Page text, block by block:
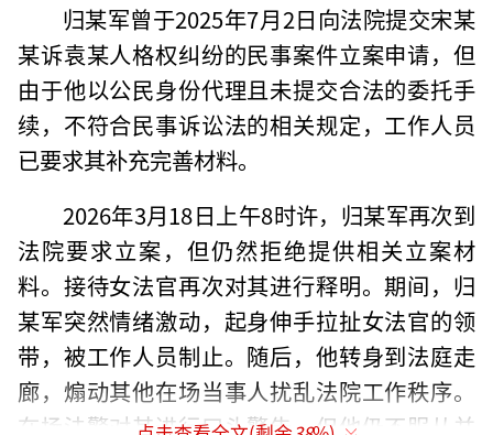
归某军曾于2025年7月2日向法院提交宋某
某诉袁某人格权纠纷的民事案件立案申请，但
由于他以公民身份代理且未提交合法的委托手
续，不符合民事诉讼法的相关规定，工作人员
已要求其补充完善材料。
2026年3月18日上午8时许，归某军再次到
法院要求立案，但仍然拒绝提供相关立案材
料。接待女法官再次对其进行释明。期间，归
某军突然情绪激动，起身伸手拉扯女法官的领
带，被工作人员制止。随后，他转身到法庭走
廊，煽动其他在场当事人扰乱法院工作秩序。
在场法警对其进行口头警告，但他仍不服从并